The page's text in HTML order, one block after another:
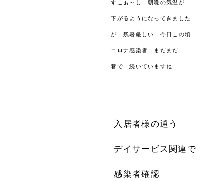
すこぉ～し 朝晩の気温が
下がるようになってきました
が 残暑厳しい 今日この頃
コロナ感染者 まだまだ
巷で 続いていますね
入居者様の通う
デイサービス関連で
感染者確認